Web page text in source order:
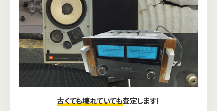
古くても壊れていても査定します！